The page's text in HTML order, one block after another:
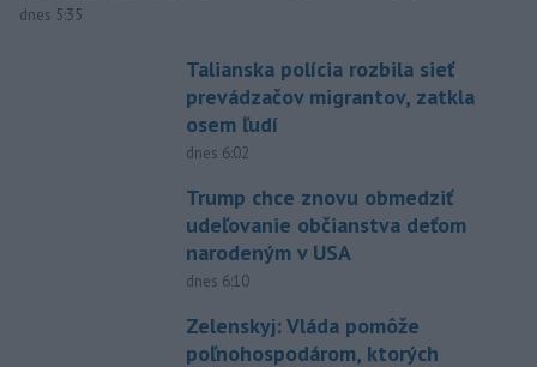
dnes 5:35
Talianska polícia rozbila sieť
prevádzačov migrantov, zatkla
osem ľudí
dnes 6:02
Trump chce znovu obmedziť
udeľovanie občianstva deťom
narodeným v USA
dnes 6:10
Zelenskyj: Vláda pomôže
poľnohospodárom, ktorých